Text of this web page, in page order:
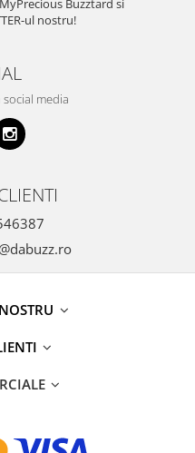
Buzztard si
ul nostru!
media